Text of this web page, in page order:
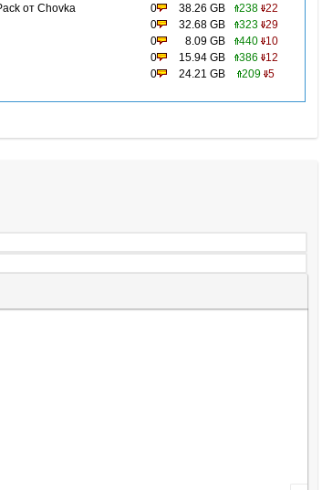
от Chovka 0 38.26 GB 238 22
0 32.68 GB 323 29
0 8.09 GB 440 10
0 15.94 GB 386
12
0 24.21 GB 209 5